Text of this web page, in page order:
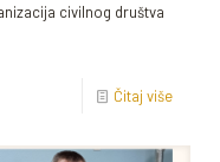
civilnog društva
Čitaj više